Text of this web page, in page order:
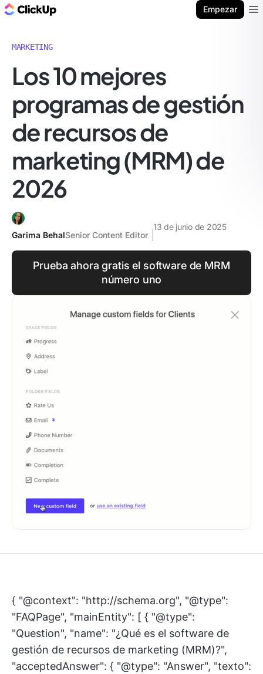
Empezar
MARKETING
Los 10 mejores
programas de gestión
de recursos de
marketing (MRM) de
2026
Garima BehalSenior Content Editor
13 de junio de 2025
Prueba ahora gratis el software de MRM
número uno
{ "@context": "http://schema.org", "@type":
"FAQPage", "mainEntity": [ { "@type":
"Question", "name": "¿Qué es el software de
gestión de recursos de marketing (MRM)?",
"acceptedAnswer": { "@type": "Answer", "texto":